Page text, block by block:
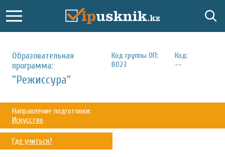
Образовательная
программа:
Код группы ОП:
B023
Код:
--
"Режиссура"
Направление подготовки:
Искусство
Где учиться?